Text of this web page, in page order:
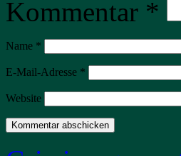
Kommentar *
Name *
E-Mail-Adresse *
Website